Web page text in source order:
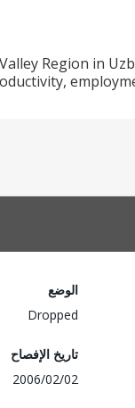
Region in
الوضع
Dropped
تاريخ الإفصاح
2006/02/02